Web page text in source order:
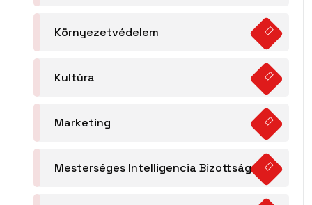
Környezetvédelem
Kultúra
Marketing
Mesterséges Intelligencia Bizottság